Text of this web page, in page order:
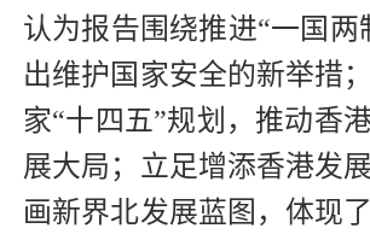
认为报告围绕推进“一国两
出维护国家安全的新举措
家“十四五”规划，推动香
展大局；立足增添香港发
画新界北发展蓝图，体现